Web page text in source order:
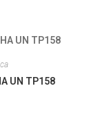
UN TP158